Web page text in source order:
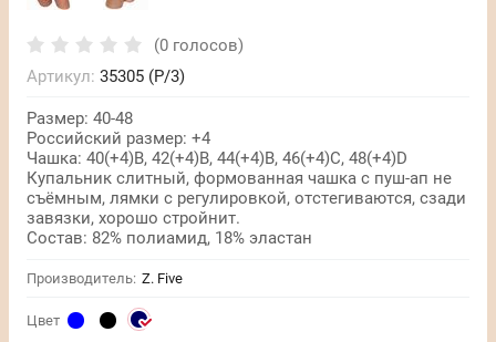
(0 голосов)
Артикул: 35305 (Р/3)
Размер: 40-48
Российский размер: +4
Чашка: 40(+4)В, 42(+4)В, 44(+4)В, 46(+4)С, 48(+4)D
Купальник слитный, формованная чашка с пуш-ап не
съёмным, лямки с регулировкой, отстегиваются, сзади
завязки, хорошо стройнит.
Состав: 82% полиамид, 18% эластан
Производитель: Z. Five
Цвет